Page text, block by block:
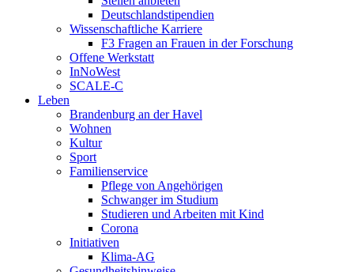
Deutschlandstipendien
Wissenschaftliche Karriere
F3 Fragen an Frauen in der Forschung
Offene Werkstatt
InNoWest
SCALE-C
Leben
Brandenburg an der Havel
Wohnen
Kultur
Sport
Familienservice
Pflege von Angehörigen
Schwanger im Studium
Studieren und Arbeiten mit Kind
Corona
Initiativen
Klima-AG